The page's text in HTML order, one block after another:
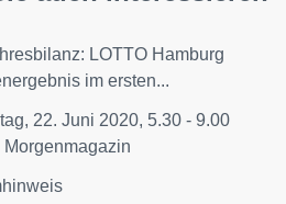
LOTTO Hamburg
im ersten...
22. Juni 2020, 5.30 - 9.00